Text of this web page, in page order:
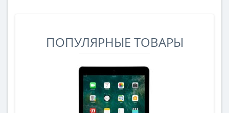
ПОПУЛЯРНЫЕ ТОВАРЫ